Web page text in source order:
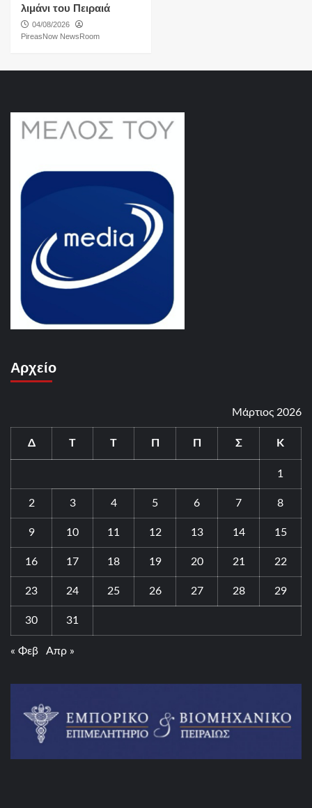
λιμάνι του Πειραιά
04/08/2026
PireasNow NewsRoom
Αρχείο
Μάρτιος 2026
Δ Τ Τ Π Π Σ Κ
1
2 3 4 5 6 7 8
9 10 11 12 13 14 15
16 17 18 19 20 21 22
23 24 25 26 27 28 29
30 31
« Φεβ Απρ »